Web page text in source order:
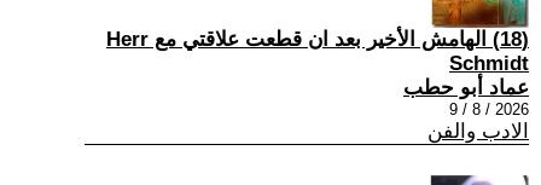
(18) الهامش الأخير بعد ان قطعت علاقتي مع Herr
Schmidt
عماد أبو حطب
2026 / 8 / 9
الادب والفن